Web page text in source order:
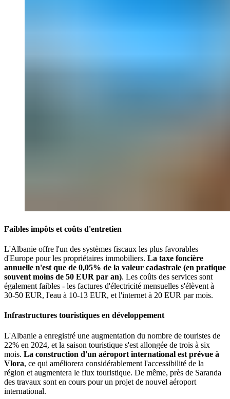
Faibles impôts et coûts d'entretien
L'Albanie offre l'un des systèmes fiscaux les plus favorables
d'Europe pour les propriétaires immobiliers. La taxe foncière
annuelle n'est que de 0,05% de la valeur cadastrale (en pratique
souvent moins de 50 EUR par an). Les coûts des services sont
également faibles - les factures d'électricité mensuelles s'élèvent à
30-50 EUR, l'eau à 10-13 EUR, et l'internet à 20 EUR par mois.
Infrastructures touristiques en développement
L'Albanie a enregistré une augmentation du nombre de touristes de
22% en 2024, et la saison touristique s'est allongée de trois à six
mois. La construction d'un aéroport international est prévue à
Vlora, ce qui améliorera considérablement l'accessibilité de la
région et augmentera le flux touristique. De même, près de Saranda
des travaux sont en cours pour un projet de nouvel aéroport
international.